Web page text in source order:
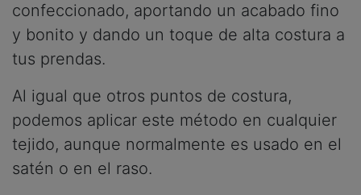
confeccionado, aportando un acabado fino
y bonito y dando un toque de alta costura a
tus prendas.
Al igual que otros puntos de costura,
podemos aplicar este método en cualquier
tejido, aunque normalmente es usado en el
satén o en el raso.